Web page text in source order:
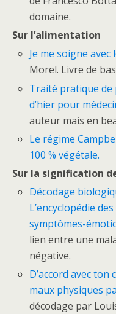
domaine.
Sur l’alimentation
Je me soigne avec
Morel. Livre de
Traité pratique de
d’hier pour
auteur mais en
Le régime
100 % végétale.
Sur la signification
Décodage
L’encyclopédie
symptômes-
lien entre une
négative.
D’accord avec ton
maux physiques
décodage par